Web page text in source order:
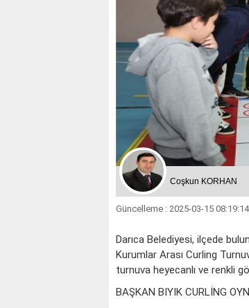
Coşkun KORHAN
Güncelleme : 2025-03-15 08:19:14
Darıca Belediyesi, ilçede
Kurumlar Arası Curling
turnuva heyecanlı ve renkli
BAŞKAN BIYIK CURLİNG